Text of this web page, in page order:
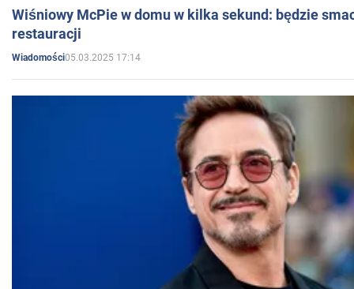
Wiśniowy McPie w domu w kilka sekund: będzie
restauracji
Wiadomości05.03.2025 17:14